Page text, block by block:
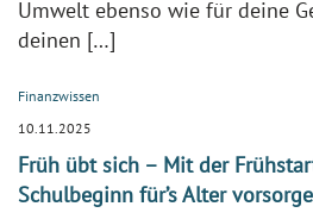
Umwelt ebenso wie für deine
deinen […]
Finanzwissen
10.11.2025
Früh übt sich – Mit der
Schulbeginn für’s Alter